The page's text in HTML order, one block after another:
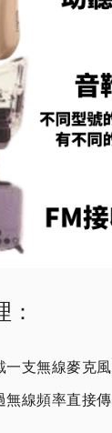
：
一支無線麥克風
無線頻率直接